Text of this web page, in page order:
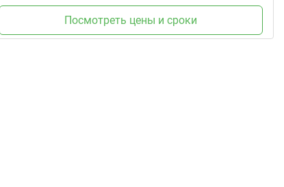
Посмотреть цены и сроки